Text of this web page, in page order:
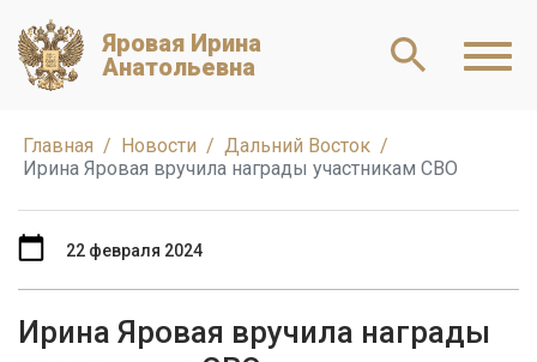
Яровая Ирина
Анатольевна
Главная Новости
Дальний Восток
Ирина Яровая вручила награды участникам СВО
Ирина Яровая вручила награды
22 февраля 2024